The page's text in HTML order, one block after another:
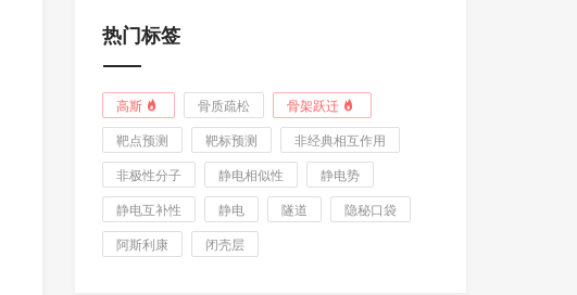
热门标签
高斯 骨质疏松 骨架跃迁
靶点预测 靶标预测 非经典相互作用
非极性分子 静电相似性 静电势
静电互补性 静电 隧道 隐秘口袋
阿斯利康 闭壳层